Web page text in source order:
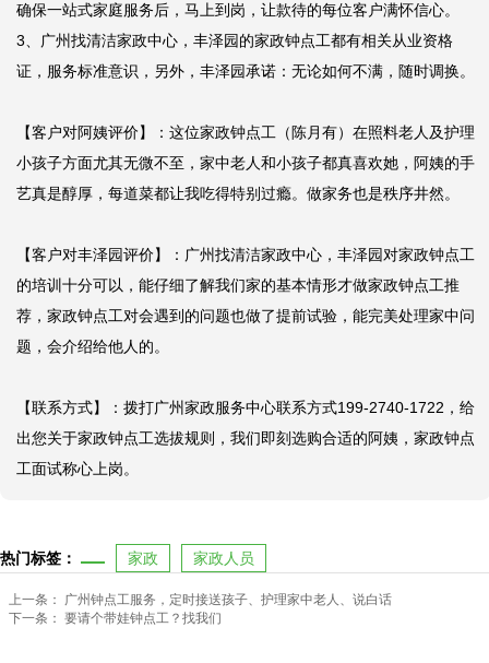
确保一站式家庭服务后，马上到岗，让款待的每位客户满怀信心。
3、广州找清洁家政中心，丰泽园的家政钟点工都有相关从业资格
证，服务标准意识，另外，丰泽园承诺：无论如何不满，随时调换。
【客户对阿姨评价】：这位家政钟点工（陈月有）在照料老人及护理
小孩子方面尤其无微不至，家中老人和小孩子都真喜欢她，阿姨的手
艺真是醇厚，每道菜都让我吃得特别过瘾。做家务也是秩序井然。
【客户对丰泽园评价】：广州找清洁家政中心，丰泽园对家政钟点工
的培训十分可以，能仔细了解我们家的基本情形才做家政钟点工推
荐，家政钟点工对会遇到的问题也做了提前试验，能完美处理家中问
题，会介绍给他人的。
【联系方式】：拨打广州家政服务中心联系方式199-2740-1722，给
出您关于家政钟点工选拔规则，我们即刻选购合适的阿姨，家政钟点
工面试称心上岗。
热门标签： 家政 家政人员
上一条：
广州钟点工服务，定时接送孩子、护理家中老人、说白话
下一条： 要请个带娃钟点工？找我们